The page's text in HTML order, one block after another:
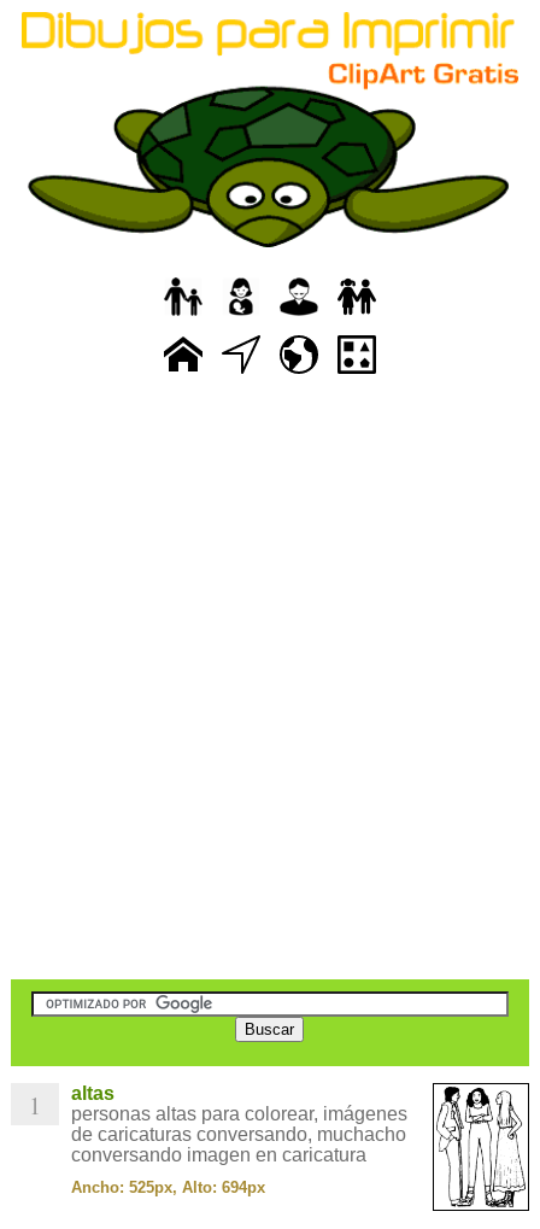
1
altas
personas altas para colorear, imágenes
de caricaturas conversando, muchacho
conversando imagen en caricatura
Ancho: 525px, Alto: 694px